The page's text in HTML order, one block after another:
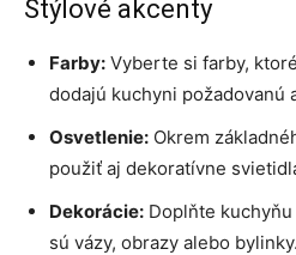
Štýlové akcenty
Farby: Vyberte si farby,
dodajú kuchyni požadovanú
Osvetlenie: Okrem
použiť aj dekoratívne
Dekorácie: Doplňte
sú vázy, obrazy alebo bylinky.